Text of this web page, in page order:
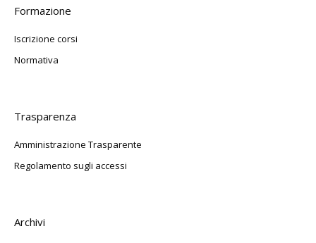
Formazione
Iscrizione corsi
Normativa
Trasparenza
Amministrazione Trasparente
Regolamento sugli accessi
Archivi